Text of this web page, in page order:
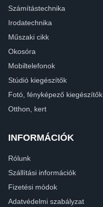
Számítástechnika
Irodatechnika
Műszaki cikk
Okosóra
Mobiltelefonok
Stúdió kiegészítők
Fotó, fényképező kiegészítők
Otthon, kert
INFORMÁCIÓK
Rólunk
Szállítási információk
Fizetési módok
Adatvédelmi szabályzat